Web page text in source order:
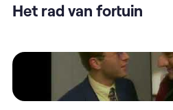
Het rad van fortuin
Video